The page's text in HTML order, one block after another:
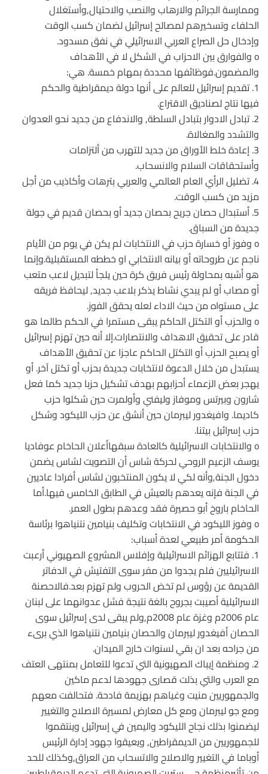
وممارسة الجرائم والارهاب والنصب والاحتيال,وأستغلال
الحلفاء وتسخيرهم لمصالح إسرائيل لضمان كسب الوقت
وإدخال حل الصراع العربي الاسرائيلي في نفق مسدود.
o والفوارق بين الاحزاب في الشكل لا في الأهداف
والمضمون.فوظائفها محددة بمهام خمسة. هي:
1. تقديم إسرائيل للعالم على أنها دولة ديمقراطية والحكم
فيها نتاج لصناديق الاقتراع.
2. تبادل الادوار بتبادل السلطة, والاندفاع من جديد نحو العدوان
والتشدد والمغالاة.
3. إعادة خلط الأوراق من جديد للتهرب من ألتزامات
وأستحقاقات السلام والانسحاب.
4. تضليل الرأي العام العالمي والعربي بترهات وأكاذيب من أجل
مزيد من كسب الوقت.
5. أستبدال حصان جريح بحصان جديد أو بحصان قديم في جولة
جديدة من السباق.
o وفوز أو خسارة حزب في الانتخابات لم يكن في يوم من الأيام
ناجم عن طروحاته أو بيانه الانتخابي او خططه المستقبلية.وإنما
هو أشبه بمحاولة رئيس فريق كرة حين يلجأ لتبديل لاعب متعب
أو مصاب أو لم يبدي نشاط يذكر بلاعب جديد, ليحافظ فريقه
على مستواه من حيث الاداء لعله يحقق الفوز.
o والحزب أو التكتل الحاكم يبقى مستمرا في الحكم طالما هو
قادر على تحقيق الاهداف والانتصارات.إلا أنه حين تهزم إسرائيل
أو يصبح الحزب أو التكتل الحاكم عاجزا عن تحقيق الأهداف
يستبدل من خلال الدعوة لانتخابات جديدة بحزب أو تكتل آخر. أو
يهجر بعض الزعماء أحزابهم بهدف تشكيل حزبا جديد كما فعل
شارون وبيرتس وموفاز وليفني وأولمرت حين شكلوا حزب
كاديما. وافيغدور ليبرمان حين أنشق عن حزب الليكود وشكل
حزب إسرائيل بيتنا.
o والانتخابات الاسرائيلية كالعادة سبقهاأعلان الحاخام عوفاديا
يوسف الزعيم الروحي لحركة شاس أن التصويت لشاس يضمن
دخول الجنة,وأنه لكي لا يكون المنتخبون لشاس أفرادا عاديين
في الجنة فإنه يعدهم بالعيش في الطابق الخامس فيها.أما
الحاخام باروخ أبو حصيرة فقد وعدهم بطول العمر.
o وفوز الليكود في الانتخابات وتكليف بنيامين نتنياهوا برئاسة
الحكومة أمر طبيعي لعدة أسباب:
1. فتتابع الهزائم الاسرائيلية وإفلاس المشروع الصهيوني أرعبت
الاسرائيليين فلم يجدوا من مفر سوى التفتيش في الدفاتر
القديمة عن رؤوس لم تخض الحروب ولم تهزم بعد.فالاحصنة
الاسرائيلية أصيبت بجروح بالغة نتيجة فشل عدوانهما على لبنان
عام 2006م وغزة عام 2008م,ولم يبقى لدى إسرائيل سوى
الحصان أفيغدور ليبرمان والحصان بنيامين نتنياهوا الذي برىء
من جراحه بعد ان بقي لسنوات خارج الميدان.
2. ومنظمة إيباك الصهيونية التي تدعوا للتعامل بمنتهى العتف
مع العرب والتي بذلت قصارى جهودها لدعم ماكين
والجمهوريين منيت وغياهم بهزيمة فادحة. فتحالفت معهم
ومع جو ليبرمان ومع كل معارض لمسيرة الاصلاح والتغيير
ليضمنوا بذلك نجاح الليكود واليمين في إسرائيل وينتقموا
للجمهوريين من الديمقراطين, ويعيقوا جهود إدارة الرئيس
أوباما في التغيير والاصلاح والاتسحاب من العراق,وكذلك للحد